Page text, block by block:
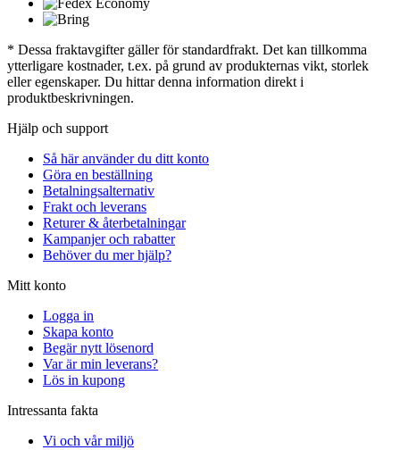
* Dessa fraktavgifter gäller för standardfrakt. Det kan tillkomma
ytterligare kostnader, t.ex. på grund av produkternas vikt, storlek
eller egenskaper. Du hittar denna information direkt i
produktbeskrivningen.
Hjälp och support
Så här använder du ditt konto
Göra en beställning
Betalningsalternativ
Frakt och leverans
Returer & återbetalningar
Kampanjer och rabatter
Behöver du mer hjälp?
Mitt konto
Logga in
Skapa konto
Begär nytt lösenord
Var är min leverans?
Lös in kupong
Intressanta fakta
Vi och vår miljö